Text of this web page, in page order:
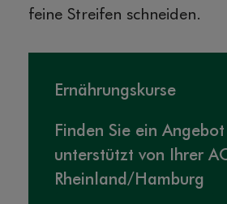
feine Streifen schneiden.
Ernährungskurse
Finden Sie ein
unterstützt von Ihrer
Rheinland/Hamburg